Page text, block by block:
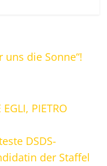
uns die Sonne“!
PIETRO
DSDS-
der Staffel